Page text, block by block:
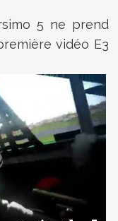
5 ne prend
vidéo E3